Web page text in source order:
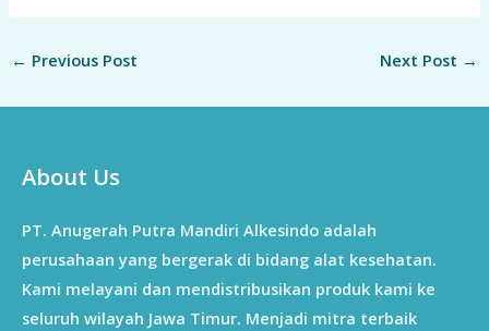
← Previous Post Next Post →
About Us
PT. Anugerah Putra Mandiri Alkesindo adalah
perusahaan yang bergerak di bidang alat kesehatan.
Kami melayani dan mendistribusikan produk kami ke
seluruh wilayah Jawa Timur. Menjadi mitra terbaik